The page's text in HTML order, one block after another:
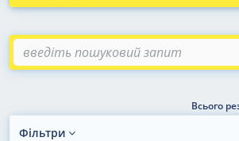
Організація господарської діяльності
Договори
Всього
Фільтри